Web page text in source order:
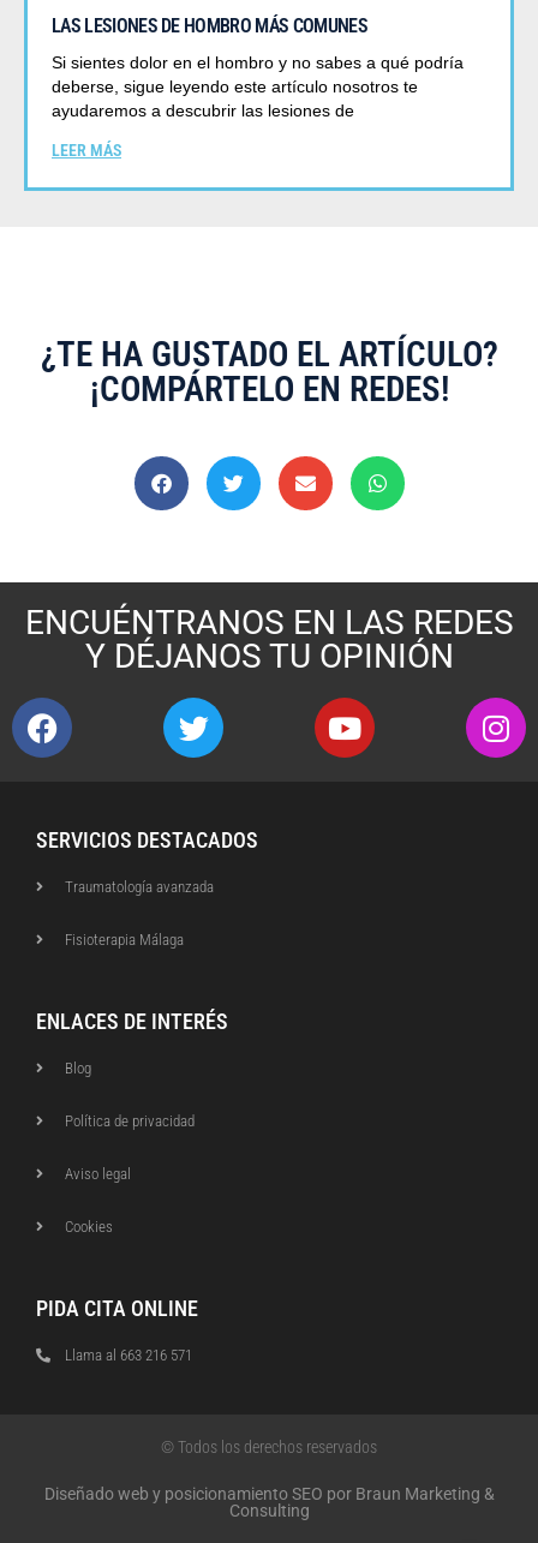
LAS LESIONES DE HOMBRO MÁS COMUNES
Si sientes dolor en el hombro y no sabes a qué podría
deberse, sigue leyendo este artículo nosotros te
ayudaremos a descubrir las lesiones de
LEER MÁS
¿TE HA GUSTADO EL ARTÍCULO?
¡COMPÁRTELO EN REDES!
ENCUÉNTRANOS EN LAS REDES
Y DÉJANOS TU OPINIÓN
SERVICIOS DESTACADOS
Traumatología avanzada
Fisioterapia Málaga
ENLACES DE INTERÉS
Blog
Política de privacidad
Aviso legal
Cookies
PIDA CITA ONLINE
Llama al 663 216 571
© Todos los derechos reservados
Diseñado web y posicionamiento SEO por Braun Marketing &
Consulting